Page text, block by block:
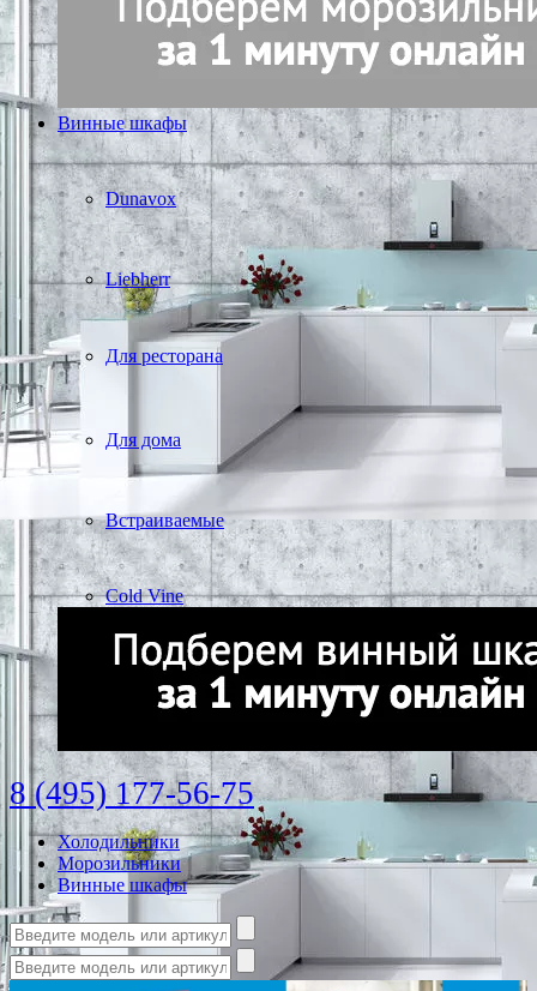
Винные шкафы
Dunavox
Liebherr
Для ресторана
Для дома
Встраиваемые
Cold Vine
8 (495) 177-56-75
Холодильники
Морозильники
Винные шкафы